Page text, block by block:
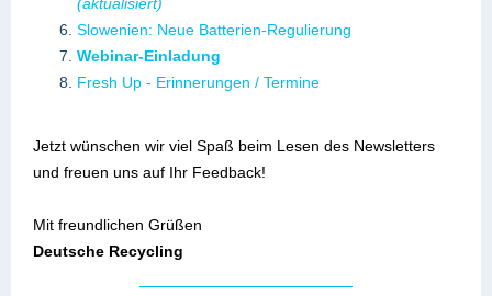
Slowenien: Neue Batterien-Regulierung
Webinar-Einladung
Fresh Up - Erinnerungen / Termine
Jetzt wünschen wir viel Spaß beim Lesen des Newsletters
und freuen uns auf Ihr Feedback!
Mit freundlichen Grüßen
Deutsche Recycling